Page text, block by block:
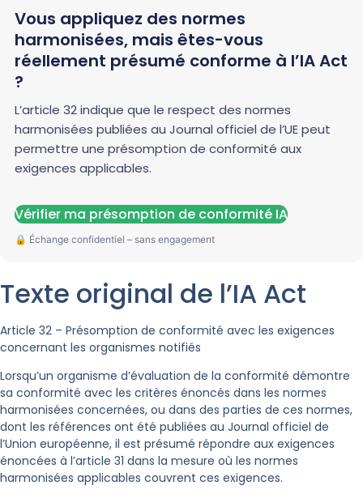
Vous appliquez des normes
harmonisées, mais êtes-vous
réellement présumé conforme à l’IA Act
?
L’article 32 indique que le respect des normes
harmonisées publiées au Journal officiel de l’UE peut
permettre une présomption de conformité aux
exigences applicables.
Vérifier ma présomption de conformité IA
Texte original de l’IA Act
Article 32 – Présomption de conformité avec les exigences
concernant les organismes notifiés
Lorsqu’un organisme d’évaluation de la conformité démontre
sa conformité avec les critères énoncés dans les normes
harmonisées concernées, ou dans des parties de ces normes,
dont les références ont été publiées au Journal officiel de
l’Union européenne, il est présumé répondre aux exigences
énoncées à l’article 31 dans la mesure où les normes
harmonisées applicables couvrent ces exigences.